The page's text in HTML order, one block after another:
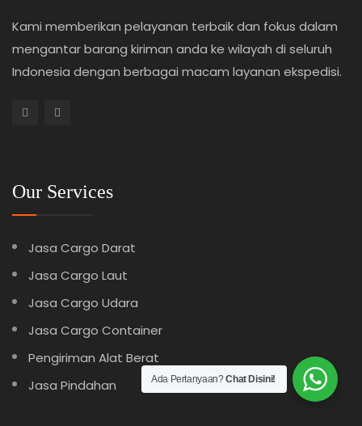
Kami memberikan pelayanan terbaik dan fokus dalam
mengantar barang kiriman anda ke wilayah di seluruh
Indonesia dengan berbagai macam layanan ekspedisi.
Our Services
Jasa Cargo Darat
Jasa Cargo Laut
Jasa Cargo Udara
Jasa Cargo Container
Pengiriman Alat Berat
Jasa Pindahan
Ada Pertanyaan?Chat Disini!